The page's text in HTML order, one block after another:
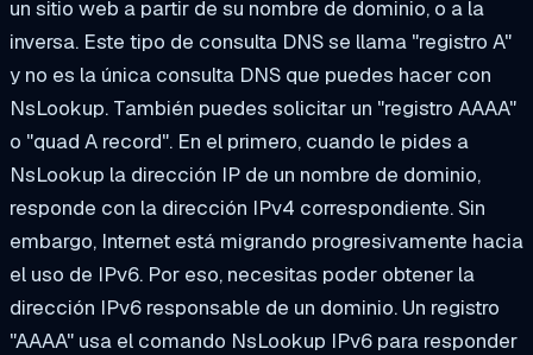
un sitio web a partir de su nombre de dominio, o a la
inversa. Este tipo de consulta DNS se llama "registro A"
y no es la única consulta DNS que puedes hacer con
NsLookup. También puedes solicitar un "registro AAAA"
o "quad A record". En el primero, cuando le pides a
NsLookup la dirección IP de un nombre de dominio,
responde con la dirección IPv4 correspondiente. Sin
embargo, Internet está migrando progresivamente hacia
el uso de IPv6. Por eso, necesitas poder obtener la
dirección IPv6 responsable de un dominio. Un registro
"AAAA" usa el comando NsLookup IPv6 para responder